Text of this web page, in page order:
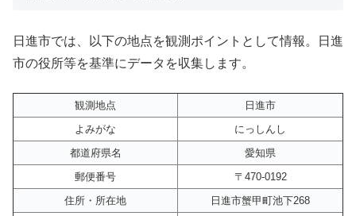
日進市では、以下の地点を観測ポイントとして情報。日進
市の役所等を基準にデータを収集します。
観測地点
日進市
よみがな
にっしんし
都道府県名
愛知県
郵便番号
〒470-0192
住所・所在地
日進市蟹甲町池下268